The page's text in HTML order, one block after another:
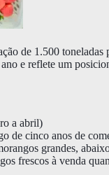
de 1.500
e reflete um
a abril)
de cinco anos de
grandes,
frescos à venda